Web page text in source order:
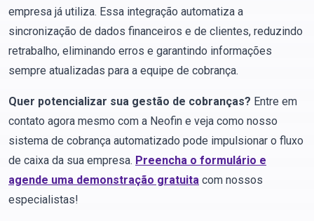
empresa já utiliza. Essa integração automatiza a
sincronização de dados financeiros e de clientes, reduzindo
retrabalho, eliminando erros e garantindo informações
sempre atualizadas para a equipe de cobrança.
Quer potencializar sua gestão de cobranças? Entre em
contato agora mesmo com a Neofin e veja como nosso
sistema de cobrança automatizado pode impulsionar o fluxo
de caixa da sua empresa. Preencha o formulário e
agende uma demonstração gratuita com nossos
especialistas!